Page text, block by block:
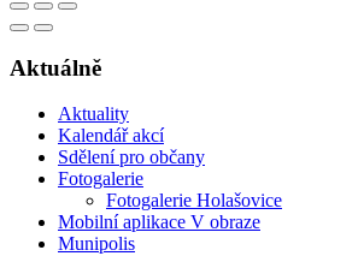
Aktuálně
Aktuality
Kalendář akcí
Sdělení pro občany
Fotogalerie
Fotogalerie Holašovice
Mobilní aplikace V obraze
Munipolis